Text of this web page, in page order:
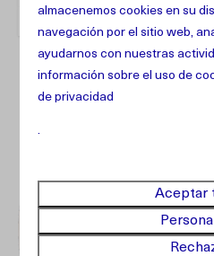
almacenemos cookies en su
navegación por el sitio web,
ayudarnos con nuestras
información sobre el uso de
de privacidad
.
Aceptar